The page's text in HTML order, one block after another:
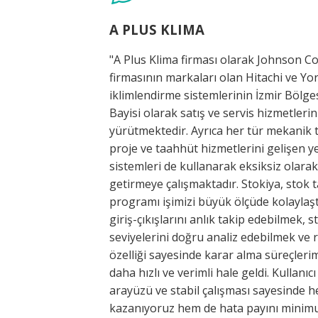
Çolakoğlu Motor
"Servis ve bakım süreçlerimizi daha
ve kontrollü yönetebilmek için GustoFix
kullanmaya başladık. Randevu takibi,
kontrolü, servis kayıtları ve müşteri
tek bir panelden yönetebilmek
yükümüzü ciddi ölçüde azalttı ve iş
hızlandırdı. Özellikle servis kayıtlarının
ortamda düzenli tutulması, geçmiş
kolay erişim sağlaması ve otomatik
özellikleri sayesinde hem ekip içi
koordinasyonumuz güçlendi hem de
memnuniyetimiz belirgin şekilde arttı. 11
süredir motorlu taşıt sektöründe
gösteren bir işletme olarak,
pratik ve kullanıcı dostu çözümleri